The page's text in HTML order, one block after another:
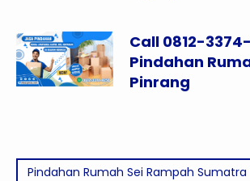
Call 0812-
Pindahan
Pinrang
Pindahan Rumah Sei Rampah Sumatra